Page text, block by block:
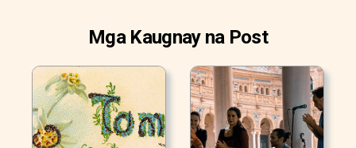
Mga Kaugnay na Post